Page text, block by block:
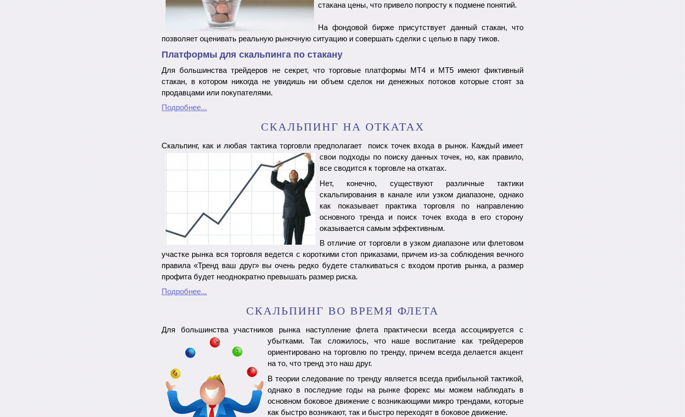
стакана цены, что привело попросту к подмене понятий.
На фондовой бирже присутствует данный стакан, что
позволяет оценивать реальную рыночную ситуацию и совершать сделки с целью в пару тиков.
Платформы для скальпинга по стакану
Для большинства трейдеров не секрет, что торговые платформы МТ4 и МТ5 имеют фиктивный
стакан, в котором никогда не увидишь ни объем сделок ни денежных потоков которые стоят за
продавцами или покупателями.
Подробнее...
СКАЛЬПИНГ НА ОТКАТАХ
Скальпинг, как и любая тактика торговли предполагает поиск точек входа в рынок. Каждый имеет
свои подходы по поиску данных точек, но, как правило,
все сводится к торговле на откатах.
Нет, конечно, существуют различные тактики
скальпирования в канале или узком диапазоне, однако
как показывает практика торговля по направлению
основного тренда и поиск точек входа в его сторону
оказывается самым эффективным.
В отличие от торговли в узком диапазоне или флетовом
участке рынка вся торговля ведется с короткими стоп приказами, причем из-за соблюдения вечного
правила «Тренд ваш друг» вы очень редко будете сталкиваться с входом против рынка, а размер
профита будет неоднократно превышать размер риска.
Подробнее...
СКАЛЬПИНГ ВО ВРЕМЯ ФЛЕТА
Для большинства участников рынка наступление флета практически всегда ассоциируется с
убытками. Так сложилось, что наше воспитание как трейдереров
ориентировано на торговлю по тренду, причем всегда делается акцент
на то, что тренд это наш друг.
В теории следование по тренду является всегда прибыльной тактикой,
однако в последние годы на рынке форекс мы можем наблюдать в
основном боковое движение с возникающими микро трендами, которые
как быстро возникают, так и быстро переходят в боковое движение.